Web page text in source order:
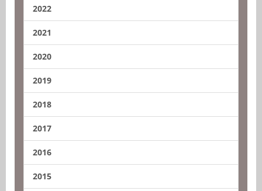
2022
2021
2020
2019
2018
2017
2016
2015